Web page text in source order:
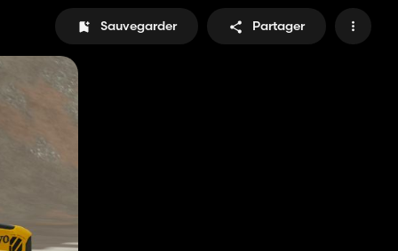
Sauvegarder Partager